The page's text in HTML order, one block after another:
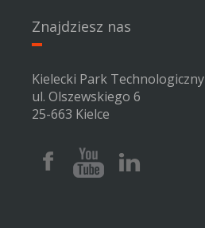
Znajdziesz nas
Kielecki Park Technologiczny
ul. Olszewskiego 6
25-663 Kielce
Facebook
Kieleckiego
Youtube
Kieleckiego
Linkedin
Kieleckiego